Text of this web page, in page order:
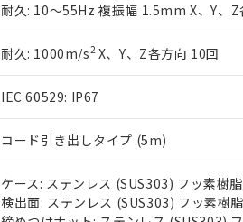
耐久: 10～55Hz 複振幅 1.5mm X、Y、Z
耐久: 1000m/s2X、Y、Z各方向 10回
IEC 60529: IP67
コード引き出しタイプ (5m)
ケース: ステンレス (SUS303) フッ素樹
検出面: ステンレス (SUS303) フッ素樹